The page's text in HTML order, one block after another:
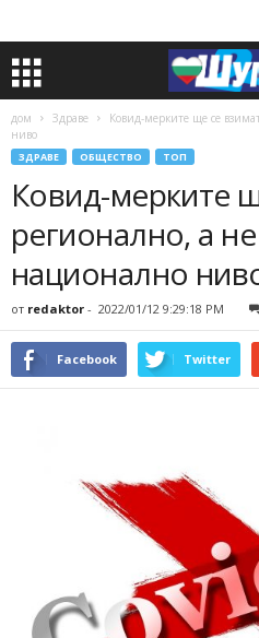
дом Здраве
Ковид-мерките ще се
ниво
ЗДРАВЕ ОБЩЕСТВО ТОП
Ковид-мерките
регионално, а
национално
от redaktor - 2022/01/12 9:29:18 PM
Facebook Twitter